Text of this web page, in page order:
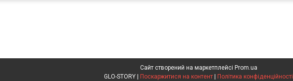
Сайт створений на маркетплейсі Prom.ua
Поскаржитися на контент Політика конфіденційності